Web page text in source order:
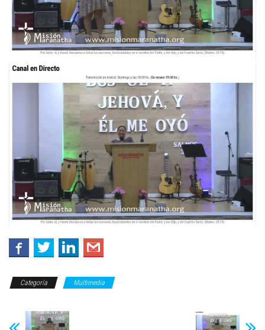
Categoría Multimedia